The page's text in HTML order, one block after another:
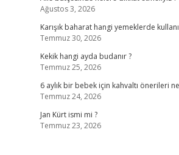
Ağustos 3, 2026
Karışık baharat hangi yemeklerde
Temmuz 30, 2026
Kekik hangi ayda budanır ?
Temmuz 25, 2026
6 aylık bir bebek için kahvaltı önerileri
Temmuz 24, 2026
Jan Kürt ismi mi ?
Temmuz 23, 2026